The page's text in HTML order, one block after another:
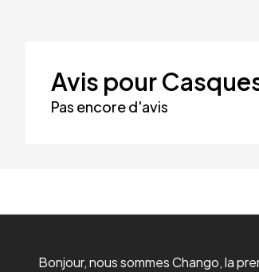
Avis pour
Pas encore d'avis
Bonjour, nous sommes Chango, la